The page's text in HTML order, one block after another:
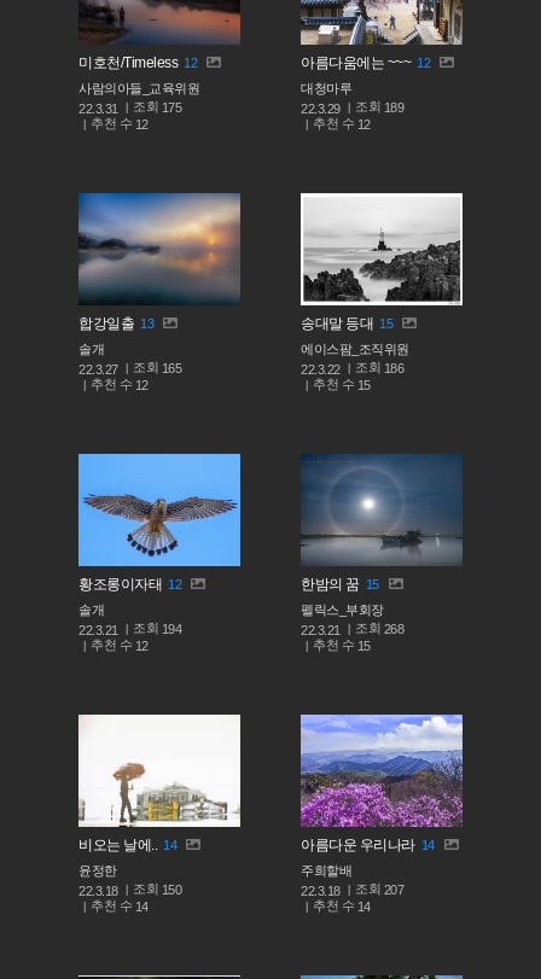
미호천/Timeless 12
사람의아들_교육위원
22.3.31
조회 175
추천 수 12
아름다움에는 ~~~ 12
대청마루
22.3.29
조회 189
추천 수 12
합강일출 13
솔개
22.3.27
조회 165
추천 수 12
송대말 등대 15
에이스팜_조직위원
22.3.22
조회 186
추천 수 15
황조롱이자태 12
솔개
22.3.21
조회 194
추천 수 12
한밤의 꿈 15
펠릭스_부회장
22.3.21
조회 268
추천 수 15
비오는 날에.. 14
윤정한
22.3.18
조회 150
추천 수 14
아름다운 우리나라 14
주희할배
22.3.18
조회 207
추천 수 14